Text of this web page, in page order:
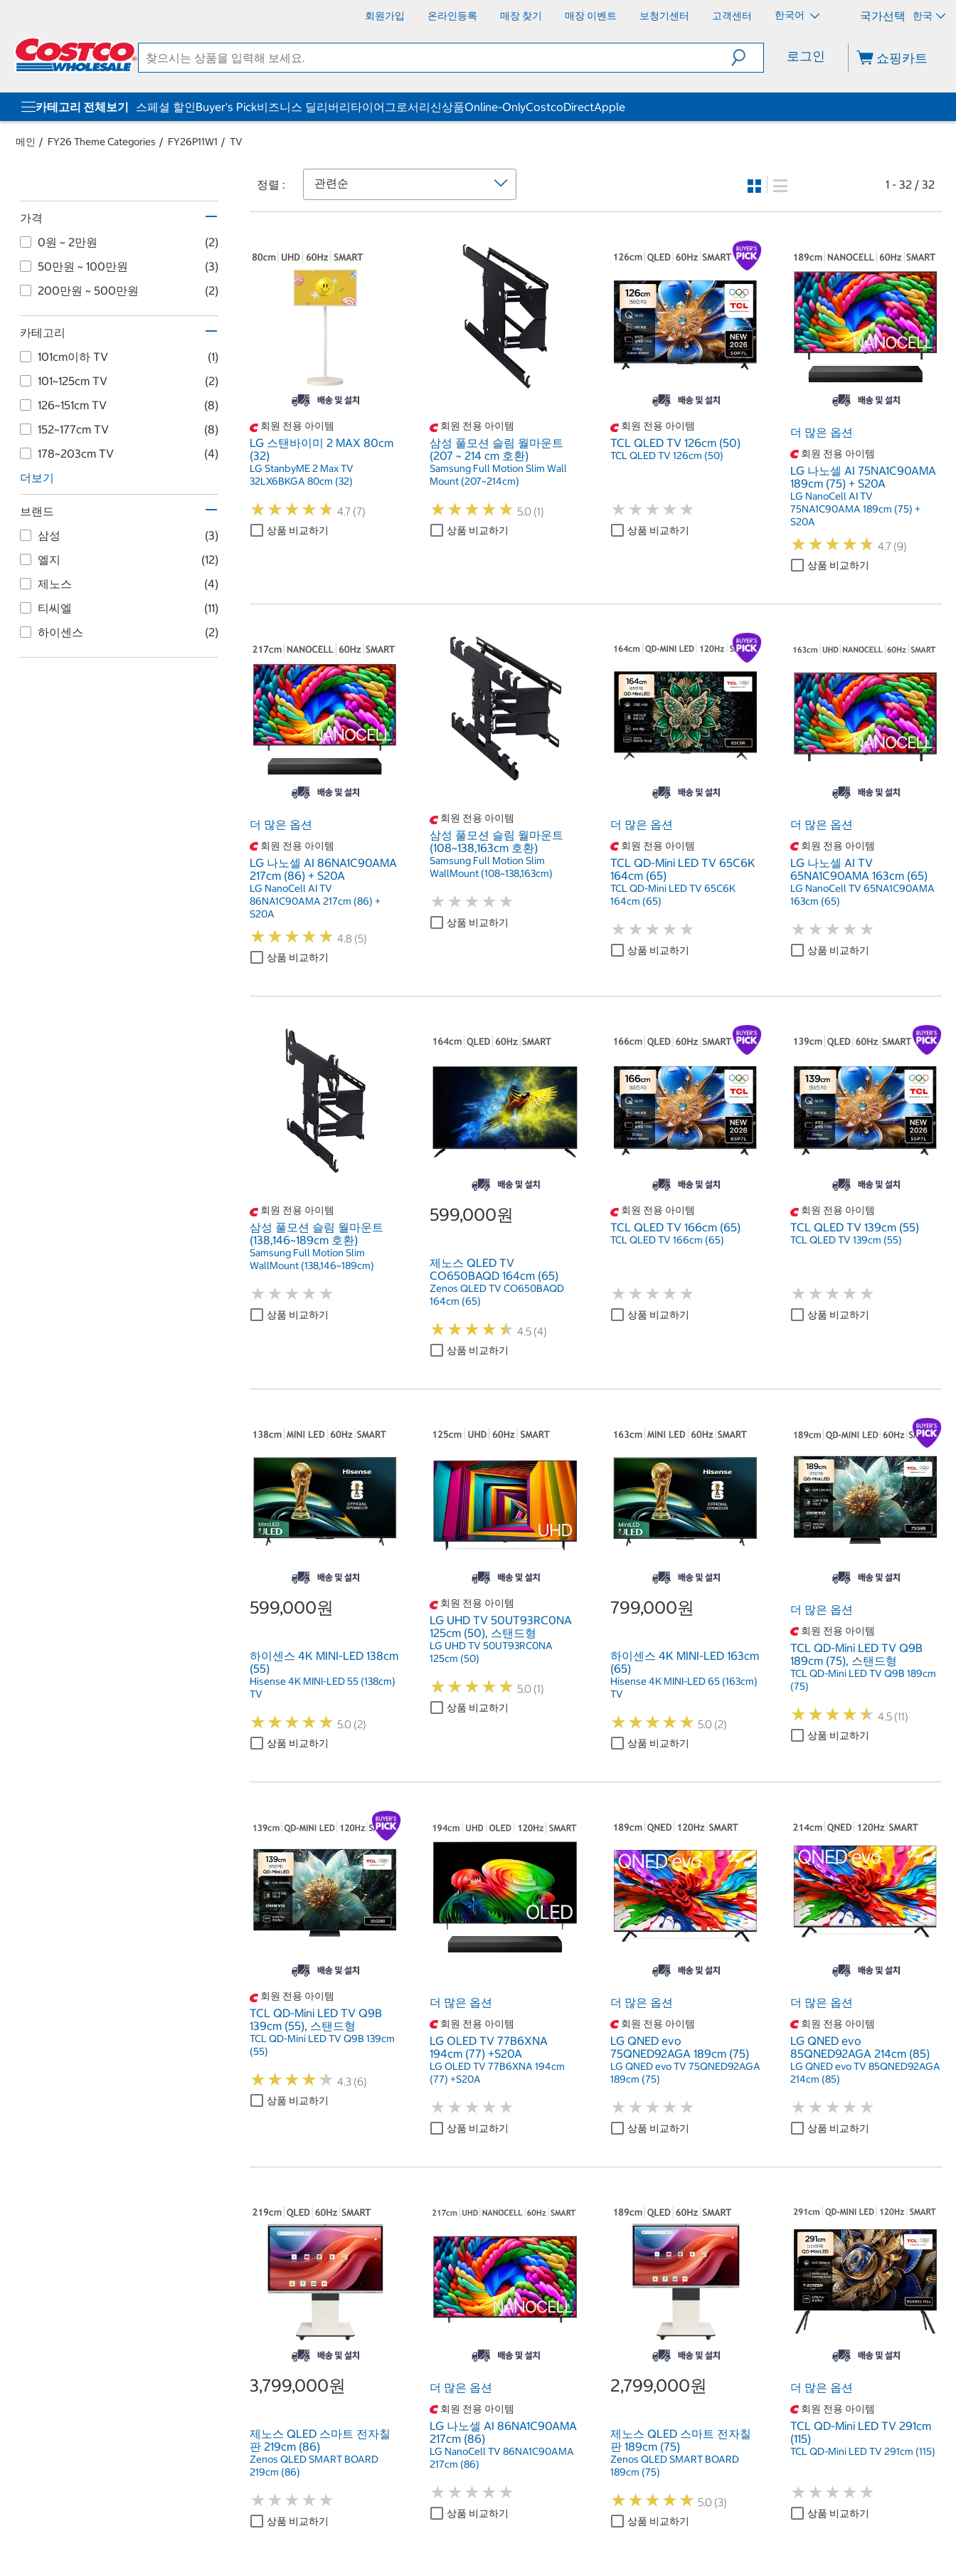
회원가입 온라인등록 매장 찾기 매장 이벤트 보청기센터 고객센터 한국어 한국
로그인 쇼핑카트
카테고리 전체보기 스페셜 할인Buyer's Pick비즈니스 딜리버리타이어그로서리신상품Online-OnlyCostcoDirectApple
메인 FY26 Theme Categories FY26P11W1 TV
가격
0원 ~ 2만원
(2)
50만원 ~ 100만원
(3)
200만원 ~ 500만원
(2)
카테고리
101cm이하 TV
(1)
101~12​5​cm TV
(2)
12​6​~15​1​cm TV
(8)
15​2​~17​7​cm TV
(8)
17​8​~20​3​cm TV
(4)
더보기
브랜드
삼성
(3)
엘지
(12)
제노스
(4)
티씨엘
(11)
하이센스
(2)
정렬 : 1 - 32 / 32
회원 전용 아이템
LG 스탠바이미 2 MAX 80cm
(32)
LG StanbyME 2 Max TV
32LX6BKGA 80cm (32)
★★★★★
★★★★★ 4.7 (7)
상품 비교하기
회원 전용 아이템
삼성 풀모션 슬림 월마운트
(207 ~ 214 cm 호환)
Samsung Full Motion Slim Wall
Mount (207~214cm)
★★★★★
★★★★★ 5.0 (1)
상품 비교하기
회원 전용 아이템
TCL QLED TV 126cm (50)
TCL QLED TV 126cm (50)
★ ★ ★ ★ ★
★ ★ ★ ★ ★
상품 비교하기
더 많은 옵션
회원 전용 아이템
LG 나노셀 AI 75NA1C90AMA
189cm (75) + S20A
LG NanoCell AI TV
75NA1C90AMA 189cm (75) +
S20A
★★★★★
★★★★★ 4.7 (9)
상품 비교하기
더 많은 옵션
회원 전용 아이템
LG 나노셀 AI 86NA1C90AMA
217cm (86) + S20A
LG NanoCell AI TV
86NA1C90AMA 217cm (86) +
S20A
★★★★★
★★★★★ 4.8 (5)
상품 비교하기
회원 전용 아이템
삼성 풀모션 슬림 월마운트
(108~138,163cm 호환)
Samsung Full Motion Slim
WallMount (108~138,163cm)
★ ★ ★ ★ ★
★ ★ ★ ★ ★
상품 비교하기
더 많은 옵션
회원 전용 아이템
TCL QD-Mini LED TV 65C6K
164cm (65)
TCL QD-Mini LED TV 65C6K
164cm (65)
★ ★ ★ ★ ★
★ ★ ★ ★ ★
상품 비교하기
더 많은 옵션
회원 전용 아이템
LG 나노셀 AI TV
65NA1C90AMA 163cm (65)
LG NanoCell TV 65NA1C90AMA
163cm (65)
★ ★ ★ ★ ★
★ ★ ★ ★ ★
상품 비교하기
회원 전용 아이템
삼성 풀모션 슬림 월마운트
(138,146~189cm 호환)
Samsung Full Motion Slim
WallMount (138,146~189cm)
★ ★ ★ ★ ★
★ ★ ★ ★ ★
상품 비교하기
599,000원
제노스 QLED TV
CO650BAQD 164cm (65)
Zenos QLED TV CO650BAQD
164cm (65)
★★★★★
★★★★★ 4.5 (4)
상품 비교하기
회원 전용 아이템
TCL QLED TV 166cm (65)
TCL QLED TV 166cm (65)
★ ★ ★ ★ ★
★ ★ ★ ★ ★
상품 비교하기
회원 전용 아이템
TCL QLED TV 139cm (55)
TCL QLED TV 139cm (55)
★ ★ ★ ★ ★
★ ★ ★ ★ ★
상품 비교하기
599,000원
하이센스 4K MINI-LED 138cm
(55)
Hisense 4K MINI-LED 55 (138cm)
TV
★★★★★
★★★★★ 5.0 (2)
상품 비교하기
회원 전용 아이템
LG UHD TV 50UT93RC0NA
125cm (50), 스탠드형
LG UHD TV 50UT93RC0NA
125cm (50)
★★★★★
★★★★★ 5.0 (1)
상품 비교하기
799,000원
하이센스 4K MINI-LED 163cm
(65)
Hisense 4K MINI-LED 65 (163cm)
TV
★★★★★
★★★★★ 5.0 (2)
상품 비교하기
더 많은 옵션
회원 전용 아이템
TCL QD-Mini LED TV Q9B
189cm (75), 스탠드형
TCL QD-Mini LED TV Q9B 189cm
(75)
★★★★★
★★★★★ 4.5 (11)
상품 비교하기
회원 전용 아이템
TCL QD-Mini LED TV Q9B
139cm (55), 스탠드형
TCL QD-Mini LED TV Q9B 139cm
(55)
★★★★★
★★★★★ 4.3 (6)
상품 비교하기
더 많은 옵션
회원 전용 아이템
LG OLED TV 77B6XNA
194cm (77) +S20A
LG OLED TV 77B6XNA 194cm
(77) +S20A
★ ★ ★ ★ ★
★ ★ ★ ★ ★
상품 비교하기
더 많은 옵션
회원 전용 아이템
LG QNED evo
75QNED92AGA 189cm (75)
LG QNED evo TV 75QNED92AGA
189cm (75)
★ ★ ★ ★ ★
★ ★ ★ ★ ★
상품 비교하기
더 많은 옵션
회원 전용 아이템
LG QNED evo
85QNED92AGA 214cm (85)
LG QNED evo TV 85QNED92AGA
214cm (85)
★ ★ ★ ★ ★
★ ★ ★ ★ ★
상품 비교하기
3,799,000원
제노스 QLED 스마트 전자칠
판 219cm (86)
Zenos QLED SMART BOARD
219cm (86)
★ ★ ★ ★ ★
★ ★ ★ ★ ★
상품 비교하기
더 많은 옵션
회원 전용 아이템
LG 나노셀 AI 86NA1C90AMA
217cm (86)
LG NanoCell TV 86NA1C90AMA
217cm (86)
★ ★ ★ ★ ★
★ ★ ★ ★ ★
상품 비교하기
2,799,000원
제노스 QLED 스마트 전자칠
판 189cm (75)
Zenos QLED SMART BOARD
189cm (75)
★★★★★
★★★★★ 5.0 (3)
상품 비교하기
더 많은 옵션
회원 전용 아이템
TCL QD-Mini LED TV 291cm
(115)
TCL QD-Mini LED TV 291cm (115)
★ ★ ★ ★ ★
★ ★ ★ ★ ★
상품 비교하기